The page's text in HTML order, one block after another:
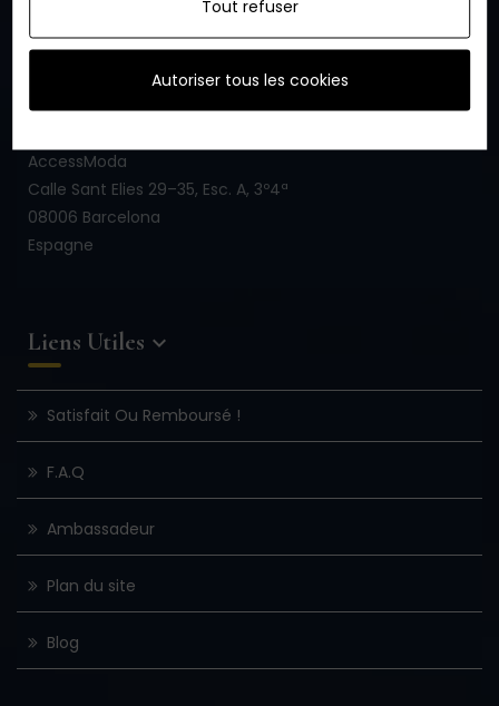
01 85 09 20 15
AccessModa
Calle Sant Elies 29–35, Esc. A, 3º4ª
08006 Barcelona
Espagne
Liens Utiles 
Satisfait Ou Remboursé !
F.A.Q
Ambassadeur
Plan du site
Blog
Tout refuser
Autoriser tous les cookies